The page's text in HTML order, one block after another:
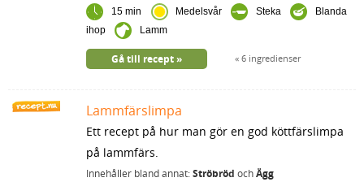
15 min Medelsvår Steka
Blanda
ihop
Lamm
6 ingredienser
Gå till recept
Lammfärslimpa
Ett recept på hur man gör en god köttfärslimpa
på lammfärs.
Innehåller bland annat:Ströbröd ochÄgg